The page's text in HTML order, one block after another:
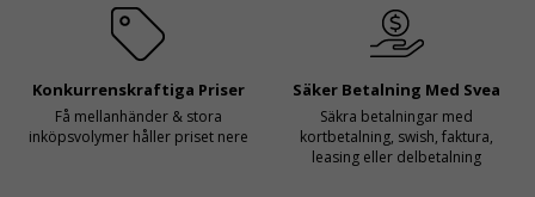
Konkurrenskraftiga Priser
Få mellanhänder & stora
inköpsvolymer håller priset nere
Säker Betalning Med Svea
Säkra betalningar med
kortbetalning, swish, faktura,
leasing eller delbetalning